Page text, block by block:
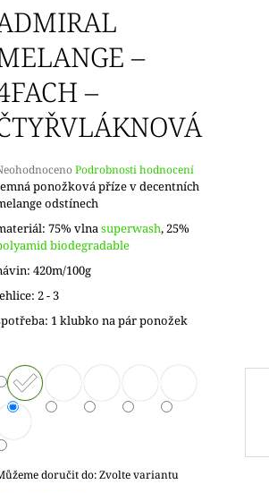
–
–
Podrobnosti hodnocení
ponožková příze v decentních
odstínech
75% vlnasuperwash, 25%
biodegradable
420m/100g
2 - 3
1 klubko na pár ponožek
doručit do:Zvolte variantu
14 Kč